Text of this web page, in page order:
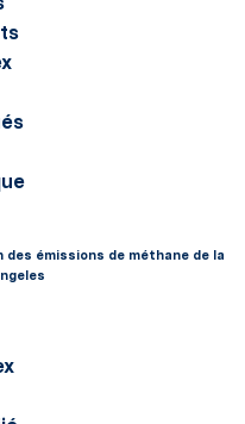
émissions de méthane de la